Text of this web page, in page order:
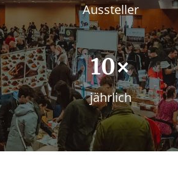
Aussteller
10×
jährlich